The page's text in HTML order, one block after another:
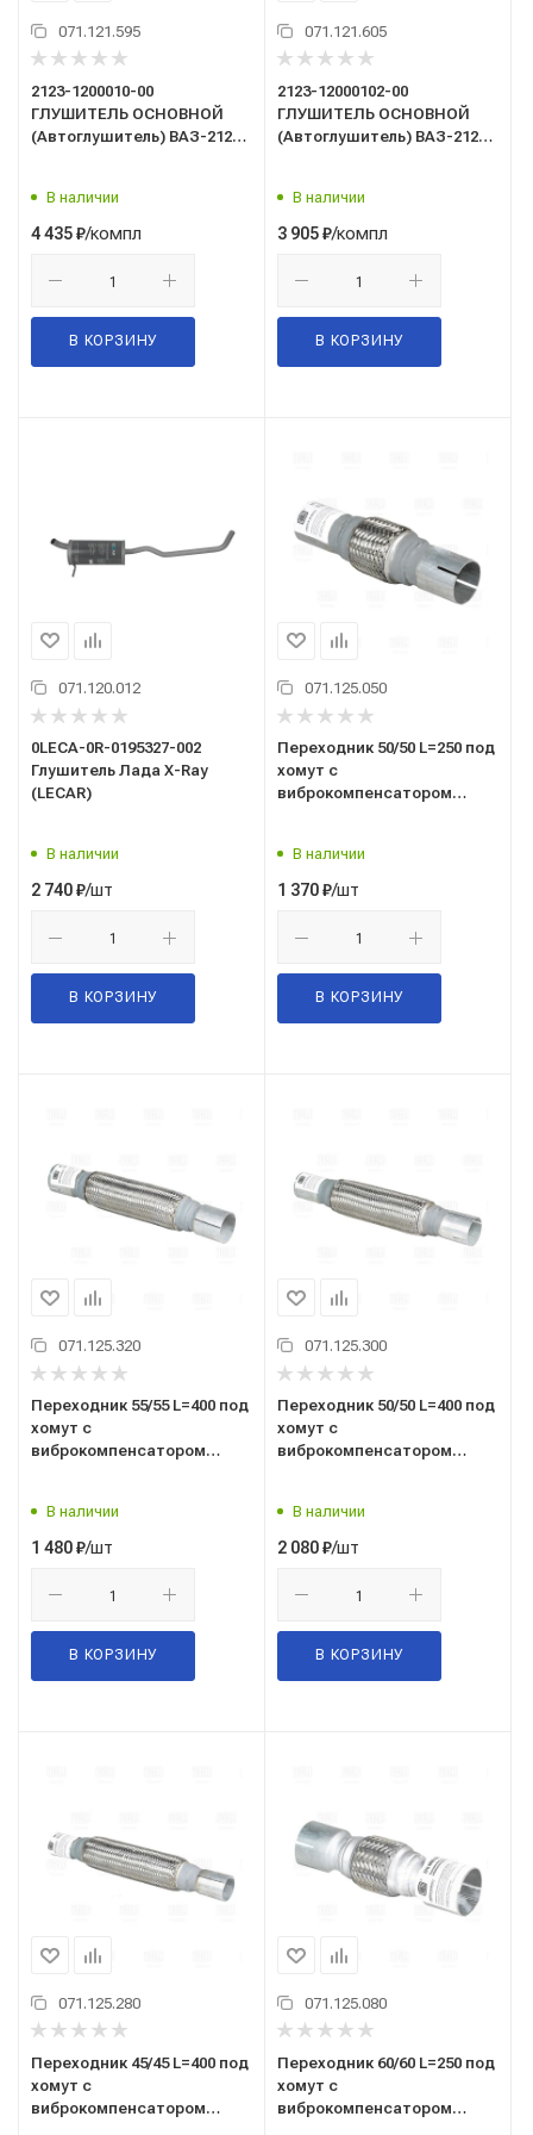
071.121.595
2123-1200010-00
ГЛУШИТЕЛЬ ОСНОВНОЙ
(Автоглушитель) ВАЗ-2123 (
В наличии
4 435₽/компл
В КОРЗИНУ
071.121.605
2123-12000102-00
ГЛУШИТЕЛЬ ОСНОВНОЙ
(Автоглушитель) ВАЗ-2123
глушитель+труба)
В наличии
3 905₽/компл
В КОРЗИНУ
071.120.012
0LECA-0R-0195327-002
Глушитель Лада X-Ray
(LECAR)
В наличии
2 740₽/шт
В КОРЗИНУ
071.125.050
Переходник 50/50 L=250 под
хомут с
виброкомпенсатором
(EPC5050-50100)
В наличии
1 370₽/шт
В КОРЗИНУ
071.125.320
Переходник 55/55 L=400 под
хомут с
виброкомпенсатором
(EPC5555-50250)
В наличии
1 480₽/шт
В КОРЗИНУ
071.125.300
Переходник 50/50 L=400 под
хомут с
виброкомпенсатором
(EPC5050-50250)
В наличии
2 080₽/шт
В КОРЗИНУ
071.125.280
Переходник 45/45 L=400 под
хомут с
виброкомпенсатором
071.125.080
Переходник 60/60 L=250 под
хомут с
виброкомпенсатором